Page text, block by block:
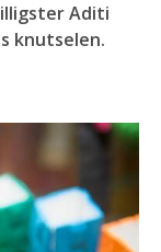
Aditi
knutselen.